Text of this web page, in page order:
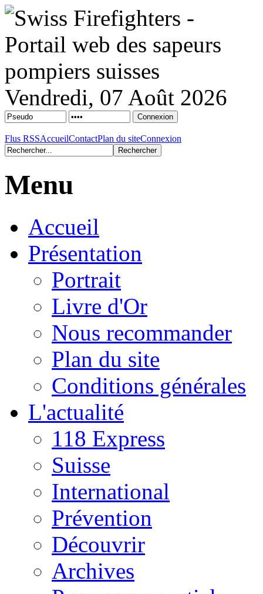
Vendredi, 07 Août 2026
Flus RSSAccueilContactPlan du siteConnexion
Menu
Accueil
Présentation
Portrait
Livre d'Or
Nous recommander
Plan du site
Conditions générales
L'actualité
118 Express
Suisse
International
Prévention
Découvrir
Archives